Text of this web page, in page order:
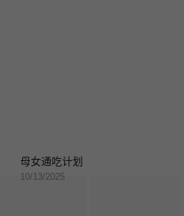
母女通吃计划
10/13/2025